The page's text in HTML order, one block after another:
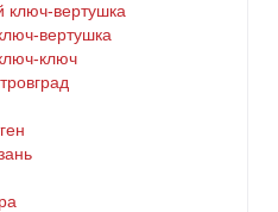
вертушка
вертушка
ключ